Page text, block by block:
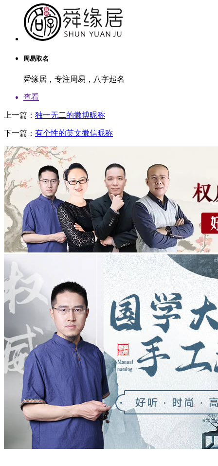
周易取名
舜缘居，专注周易，八字起名
查看
上一篇： 独一无二的微博昵称
下一篇： 有个性的英文微信昵称